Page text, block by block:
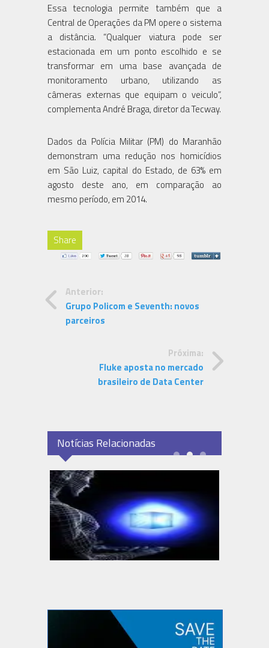
Essa tecnologia permite também que a
Central de Operações da PM opere o sistema
a distância. “Qualquer viatura pode ser
estacionada em um ponto escolhido e se
transformar em uma base avançada de
monitoramento urbano, utilizando as
câmeras externas que equipam o veiculo”,
complementa André Braga, diretor da Tecway.
Dados da Polícia Militar (PM) do Maranhão
demonstram uma redução nos homicídios
em São Luiz, capital do Estado, de 63% em
agosto deste ano, em comparação ao
mesmo período, em 2014.
Share
Anterior:
Grupo Policom e Seventh: novos
parceiros
Próxima:
Fluke aposta no mercado
brasileiro de Data Center
Notícias Relacionadas